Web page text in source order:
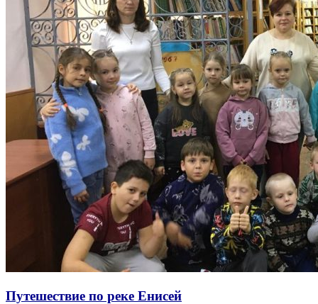
Путешествие по реке Енисей